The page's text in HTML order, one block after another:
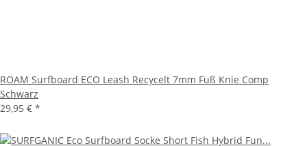
ROAM Surfboard ECO Leash Recycelt 7mm Fuß Knie Comp
Schwarz
29,95 € *